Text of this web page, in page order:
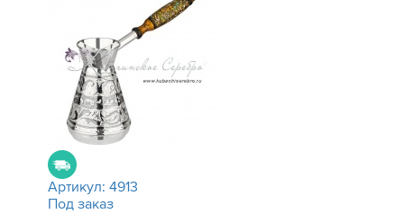
Артикул: 4913
Под заказ